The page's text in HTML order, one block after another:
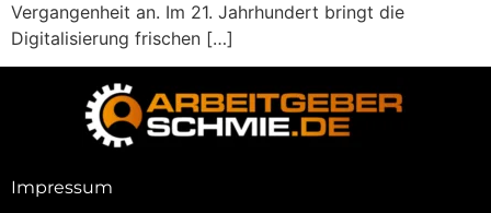
Vergangenheit an. Im 21. Jahrhundert bringt die
Digitalisierung frischen […]
Impressum